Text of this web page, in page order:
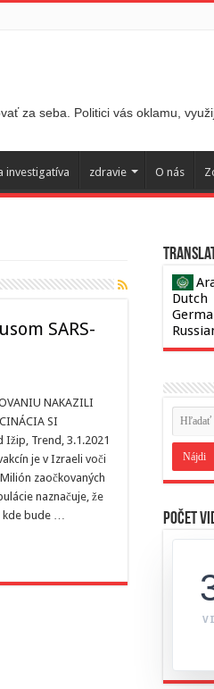
za seba. Politici vás oklamu,
investigatíva zdravie O nás
SARS-
NAKAZILI
SI
Ižip, Trend, 3.1.2021
je v Izraeli voči
zaočkovaných
naznačuje, že
kde bude …
Dutch
Počet